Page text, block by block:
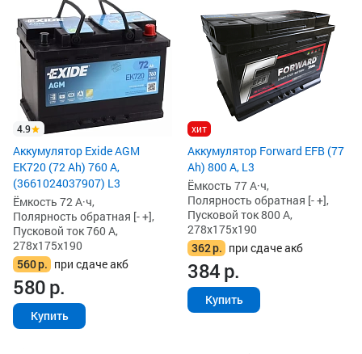
4.9
Аккумулятор Exide AGM
EK720 (72 Ah) 760 А,
(3661024037907) L3
Ёмкость 72 А·ч,
Полярность обратная [- +],
Пусковой ток 760 А,
278x175x190
560р. при сдаче акб
580р.
Купить
хит
Аккумулятор Forward EFB (77
Ah) 800 А, L3
Ёмкость 77 А·ч,
Полярность обратная [- +],
Пусковой ток 800 А,
278x175x190
362р. при сдаче акб
384р.
Купить